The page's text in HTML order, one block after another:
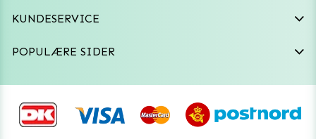
KUNDESERVICE
Fortryd aftale
POPULÆRE SIDER
Frækt undertøj